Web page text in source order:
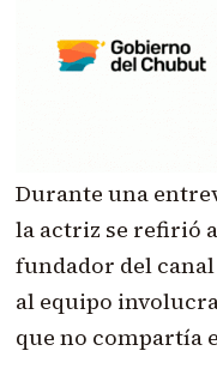
Durante una
la actriz se refirió
fundador del
al equipo
que no compartía